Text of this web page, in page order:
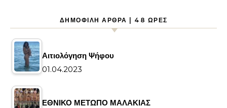
ΔΗΜΟΦΙΛΉ ΆΡΘΡΑ | 48 ΏΡΕΣ
Αιτιολόγηση Ψήφου
01.04.2023
ΕΘΝΙΚΟ ΜΕΤΩΠΟ ΜΑΛΑΚΙΑΣ